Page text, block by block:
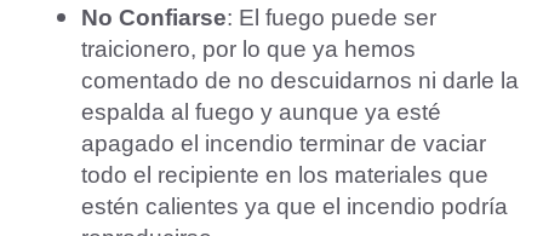
No Confiarse: El fuego puede ser
traicionero, por lo que ya hemos
comentado de no descuidarnos ni darle la
espalda al fuego y aunque ya esté
apagado el incendio terminar de vaciar
todo el recipiente en los materiales que
estén calientes ya que el incendio podría